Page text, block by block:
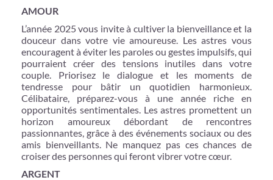
AMOUR
L’année 2025 vous invite à cultiver la bienveillance et la
douceur dans votre vie amoureuse. Les astres vous
encouragent à éviter les paroles ou gestes impulsifs, qui
pourraient créer des tensions inutiles dans votre
couple. Priorisez le dialogue et les moments de
tendresse pour bâtir un quotidien harmonieux.
Célibataire, préparez-vous à une année riche en
opportunités sentimentales. Les astres promettent un
horizon amoureux débordant de rencontres
passionnantes, grâce à des événements sociaux ou des
amis bienveillants. Ne manquez pas ces chances de
croiser des personnes qui feront vibrer votre cœur.
ARGENT